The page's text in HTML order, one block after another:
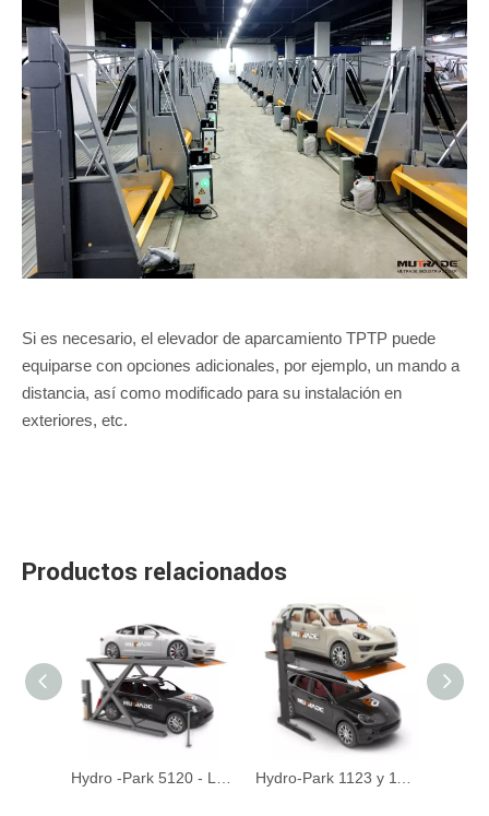
Si es necesario, el elevador de aparcamiento TPTP puede
equiparse con opciones adicionales, por ejemplo, un mando a
distancia, así como modificado para su instalación en
exteriores, etc.
Productos relacionados